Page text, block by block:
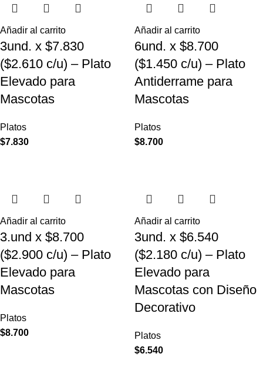
Añadir al carrito
3und. x $7.830
($2.610 c/u) – Plato
Elevado para
Mascotas
Platos
$7.830
Añadir al carrito
6und. x $8.700
($1.450 c/u) – Plato
Antiderrame para
Mascotas
Platos
$8.700
Añadir al carrito
3.und x $8.700
($2.900 c/u) – Plato
Elevado para
Mascotas
Platos
$8.700
Añadir al carrito
3und. x $6.540
($2.180 c/u) – Plato
Elevado para
Mascotas con Diseño
Decorativo
Platos
$6.540